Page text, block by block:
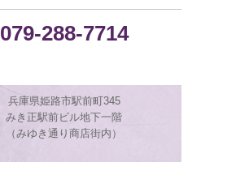
079-288-7714
兵庫県姫路市駅前町345
みき正駅前ビル地下一階
（みゆき通り商店街内）